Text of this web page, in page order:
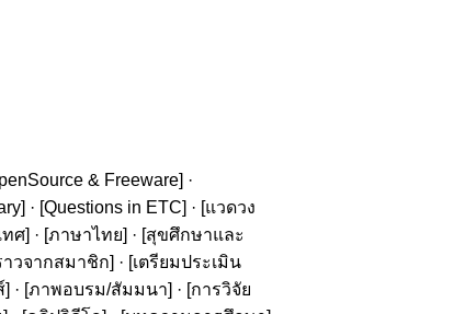
& Freeware] ·
] · [Questions in ETC] · [แวดวง
ทศ] · [ภาษาไทย] · [สุขศึกษาและ
าวจากสมาชิก] · [เตรียมประเมิน
] · [ภาพอบรม/สัมมนา] · [การวิจัย